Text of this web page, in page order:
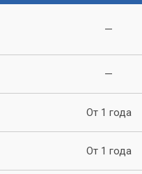
—
—
От 1 года
От 1 года